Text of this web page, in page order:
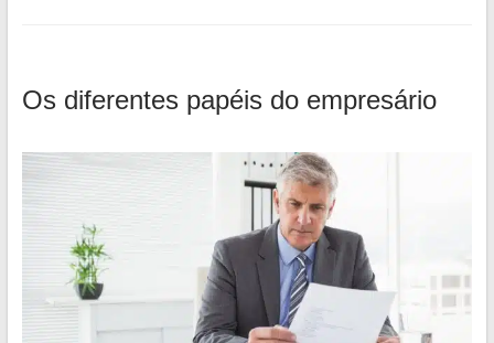
Os diferentes papéis do empresário